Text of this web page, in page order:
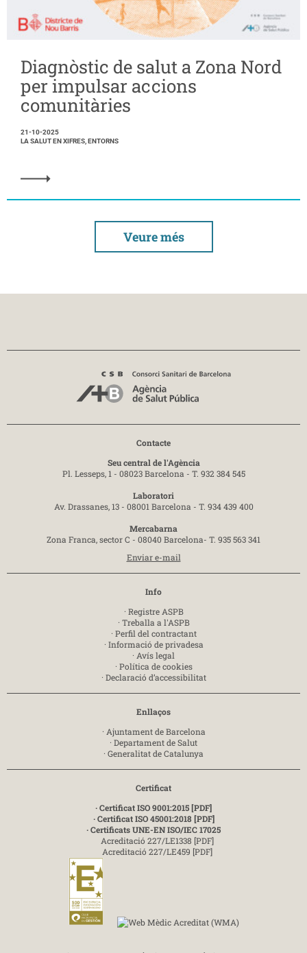
Diagnòstic de salut a Zona Nord
per impulsar accions
comunitàries
21-10-2025
LA SALUT EN XIFRES, ENTORNS
Veure més
Contacte
Seu central de l'Agència
Pl. Lesseps, 1 - 08023 Barcelona - T. 932 384 545
Laboratori
Av. Drassanes, 13 - 08001 Barcelona - T. 934 439 400
Mercabarna
Zona Franca, sector C - 08040 Barcelona- T. 935 563 341
Enviar e-mail
Info
· Registre ASPB
· Treballa a l'ASPB
· Perfil del contractant
· Informació de privadesa
· Avís legal
· Política de cookies
· Declaració d’accessibilitat
Enllaços
· Ajuntament de Barcelona
· Departament de Salut
· Generalitat de Catalunya
Certificat
· Certificat ISO 9001:2015 [PDF]
· Certificat ISO 45001:2018 [PDF]
· Certificats UNE-EN ISO/IEC 17025
Acreditació 227/LE1338 [PDF]
Acreditació 227/LE459 [PDF]